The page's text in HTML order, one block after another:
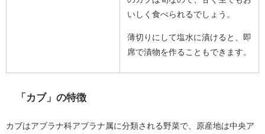
いしく食べられるでしょう。
薄切りにして塩水に漬けると、即
席で漬物を作ることもできます。
「カブ」の特徴
カブはアブラナ科アブラナ属に分類される野菜で、原産地は中央ア